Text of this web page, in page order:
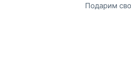
Подарим